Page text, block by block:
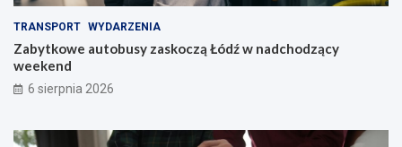
TRANSPORT WYDARZENIA
Zabytkowe autobusy zaskoczą Łódź w nadchodzący
weekend
6 sierpnia 2026